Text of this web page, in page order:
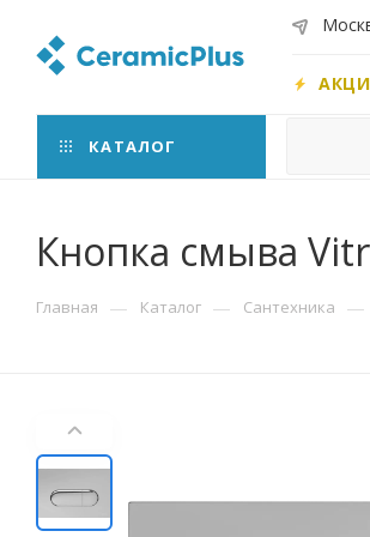
КАТАЛОГ
Кнопка смыва
Главная — Каталог — Сантехника —